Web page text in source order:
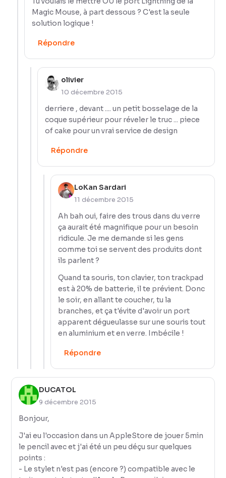
Magic Mouse, à part dessous ? C'est la seule
solution logique !
Répondre
olivier
10 décembre 2015
derriere , devant .... un petit bosselage de la
coque supérieur pour réveler le truc ... piece
of cake pour un vrai service de design
Répondre
LoKan Sardari
11 décembre 2015
Ah bah oui, faire des trous dans du verre
ça aurait été magnifique pour un besoin
ridicule. Je me demande si les gens
comme toi se servent des produits dont
ils parlent ?
Quand ta souris, ton clavier, ton trackpad
est à 20% de batterie, il te prévient. Donc
le soir, en allant te coucher, tu la
branches, et ça t'évite d'avoir un port
apparent dégueulasse sur une souris tout
en aluminium et en verre. Imbécile !
Répondre
DUCATOL
9 décembre 2015
Bonjour,
J'ai eu l'occasion dans un AppleStore de jouer 5min
le pencil avec et j'ai été un peu déçu sur quelques
points :
- Le stylet n'est pas (encore ?) compatible avec le